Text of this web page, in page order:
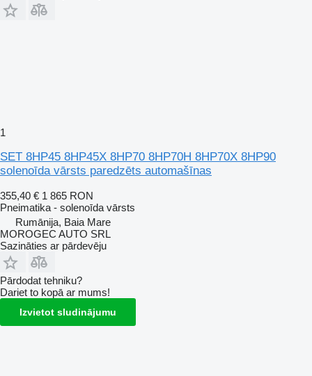
1
SET 8HP45 8HP45X 8HP70 8HP70H 8HP70X 8HP90
solenoīda vārsts paredzēts automašīnas
355,40 € 1 865 RON
Pneimatika - solenoīda vārsts
Rumānija, Baia Mare
MOROGEC AUTO SRL
Sazināties ar pārdevēju
Pārdodat tehniku?
Dariet to kopā ar mums!
Izvietot sludinājumu